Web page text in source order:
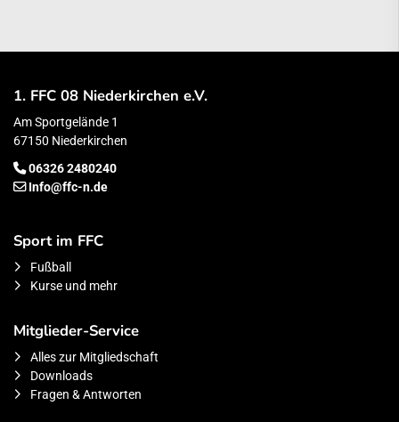
1. FFC 08 Niederkirchen e.V.
Am Sportgelände 1
67150 Niederkirchen
06326 2480240
Info@ffc-n.de
Sport im FFC
Fußball
Kurse und mehr
Mitglieder-Service
Alles zur Mitgliedschaft
Downloads
Fragen & Antworten